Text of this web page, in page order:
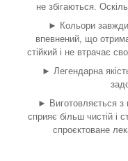
не збігаються.
► Кольори завжди
впевнений, що
стійкий і не втрачає
► Легендарна
► Виготовляється
сприяє більш чистій і
спроєктоване